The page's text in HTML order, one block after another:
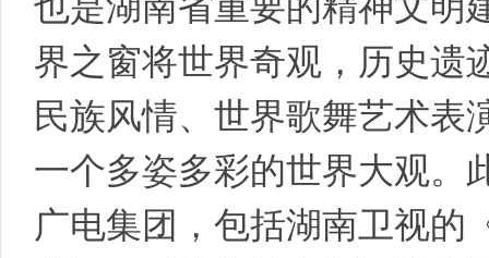
界之窗将世界奇观，历史遗
民族风情、世界歌舞艺术表
一个多姿多彩的世界大观。
广电集团，包括湖南卫视的